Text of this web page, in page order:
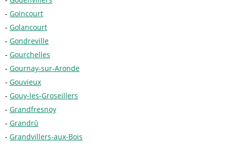
Goincourt
Golancourt
Gondreville
Gourchelles
Gournay-sur-Aronde
Gouvieux
Gouy-les-Groseillers
Grandfresnoy
Grandrû
Grandvillers-aux-Bois